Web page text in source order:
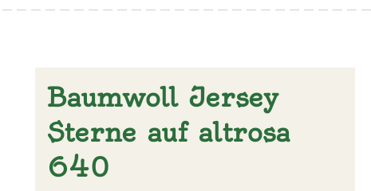
Baumwoll Jersey
Sterne auf altrosa
640